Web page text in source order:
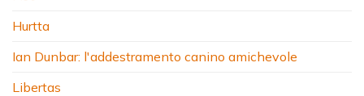
Hurtta
Ian Dunbar: l'addestramento canino amichevole
Libertas